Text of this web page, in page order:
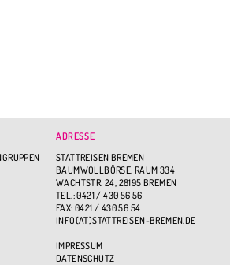
ADRESSE
STATTREISEN BREMEN
BAUMWOLLBÖRSE, RAUM 334
WACHTSTR. 24, 28195 BREMEN
TEL.: 0421 / 430 56 56
FAX: 0421 / 430 56 54
INFO(AT)STATTREISEN-BREMEN.DE
IMPRESSUM
DATENSCHUTZ